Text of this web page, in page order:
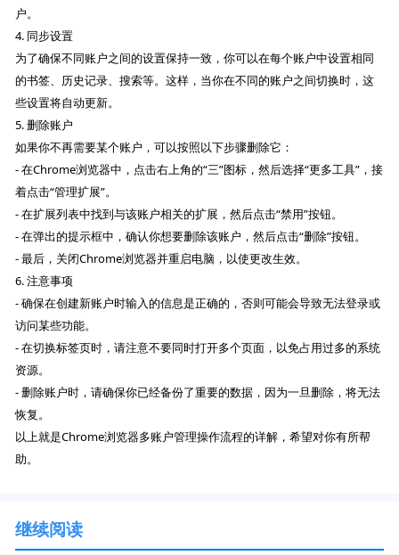
户。
4. 同步设置
为了确保不同账户之间的设置保持一致，你可以在每个账户中设置相同
的书签、历史记录、搜索等。这样，当你在不同的账户之间切换时，这
些设置将自动更新。
5. 删除账户
如果你不再需要某个账户，可以按照以下步骤删除它：
- 在Chrome浏览器中，点击右上角的“三”图标，然后选择“更多工具”，接
着点击“管理扩展”。
- 在扩展列表中找到与该账户相关的扩展，然后点击“禁用”按钮。
- 在弹出的提示框中，确认你想要删除该账户，然后点击“删除”按钮。
- 最后，关闭Chrome浏览器并重启电脑，以使更改生效。
6. 注意事项
- 确保在创建新账户时输入的信息是正确的，否则可能会导致无法登录或
访问某些功能。
- 在切换标签页时，请注意不要同时打开多个页面，以免占用过多的系统
资源。
- 删除账户时，请确保你已经备份了重要的数据，因为一旦删除，将无法
恢复。
以上就是Chrome浏览器多账户管理操作流程的详解，希望对你有所帮
助。
继续阅读